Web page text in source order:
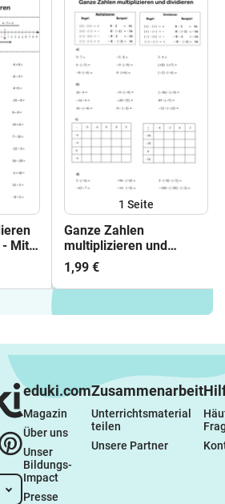
- Mit
1 Seite
Ganze Zahlen
multiplizieren und
dividieren
1,99 €
eduki.com
Magazin
Über uns
Unser
Bildungs-
Impact
Presse
Zusammenarbeit
Unterrichtsmaterial
teilen
Unsere Partner